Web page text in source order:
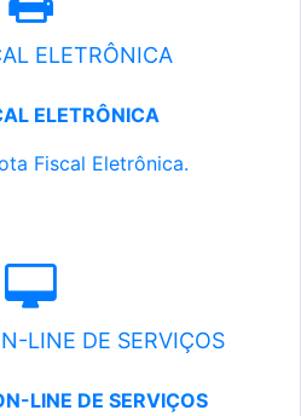
ELETRÔNICA
ELETRÔNICA
Fiscal Eletrônica.
LINE DE SERVIÇOS
LINE DE SERVIÇOS